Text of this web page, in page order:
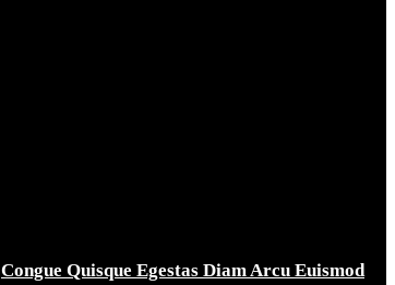
Congue Quisque Egestas Diam Arcu Euismod